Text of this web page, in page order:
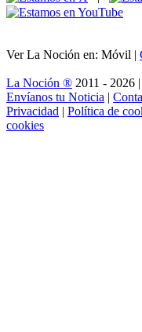
Ver La Noción en: Móvil |
La Noción ® 2011 - 2026 |
Envíanos tu Noticia |
Privacidad | Política de
cookies